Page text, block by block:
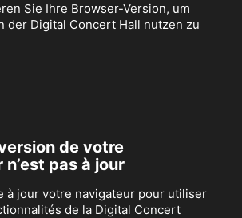
Sie Ihre Browser-Version, um
der Digital Concert Hall nutzen zu
de votre
pas à jour
à jour votre navigateur pour utiliser
de la Digital Concert